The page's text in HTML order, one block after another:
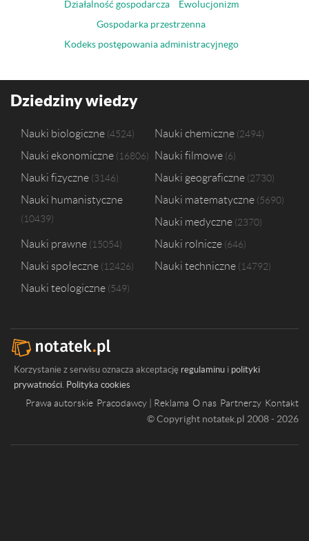
Działalność gospodarcza
Ewolucjonizm
Gospodarka przestrzenna
Kodeks postępowania administracyjnego
Dziedziny wiedzy
Nauki biologiczne 4524 Nauki chemiczne 2494
Nauki ekonomiczne 16806 Nauki filmowe 6
Nauki fizyczne 3146 Nauki geograficzne 2730
Nauki humanistyczne
10439
Nauki matematyczne 5690
Nauki medyczne 2370
Nauki prawne 15054 Nauki rolnicze 646
Nauki społeczne 12426 Nauki techniczne 14792
Nauki teologiczne 549
Korzystanie z serwisu oznacza akceptację regulaminu i polityki
prywatności. Polityka cookies
Prawa autorskie Pracodawcy | Reklama O nas Partnerzy Kontakt
© Copyright notatek.pl 2008 - 2026